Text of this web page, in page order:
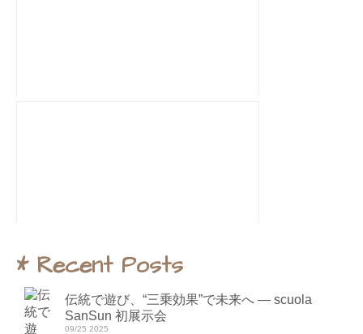
* Recent Posts
伝統で遊び、“三乗効果”で未来へ ― scuola
SanSun 初展示会
09/25 2025